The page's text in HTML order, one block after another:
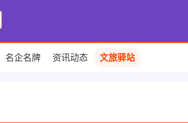
名企名牌 资讯动态 文旅驿站